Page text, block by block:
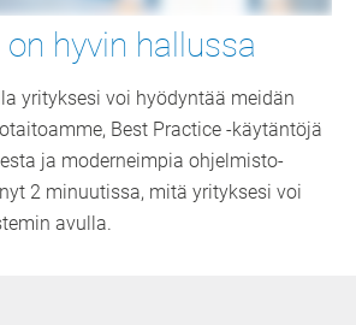
hyvin hallussa
yrityksesi voi hyödyntää meidän
Best Practice -käytäntöjä
ja moderneimpia ohjelmisto-
2 minuutissa, mitä yrityksesi voi
avulla.